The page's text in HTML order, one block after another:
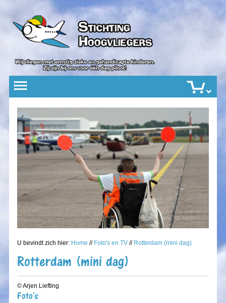
U bevindt zich hier: Home // Foto's en TV // Rotterdam (mini dag)
Rotterdam (mini dag)
© Arjen Liefting
Foto's